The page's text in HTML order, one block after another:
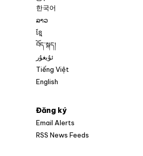
한국어
ລາວ
ខ្មែ
བོད་སྐད།
ئۇيغۇر
Tiếng Việt
English
Đăng ký
Email Alerts
RSS News Feeds